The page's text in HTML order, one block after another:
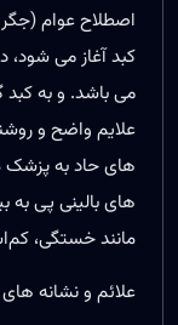
اصطلاح عوام (جگر
کبد آغاز می شود،
می باشد. و به
علایم واضح و
های حاد به پزشک
های بالینی پی
مانند خستگی،
علائم و نشانه